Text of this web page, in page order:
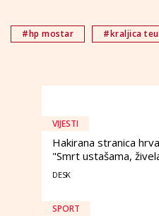
#hp mostar #kraljica
VIJESTI
Hakirana stranica
"Smrt ustašama,
DESK
SPORT